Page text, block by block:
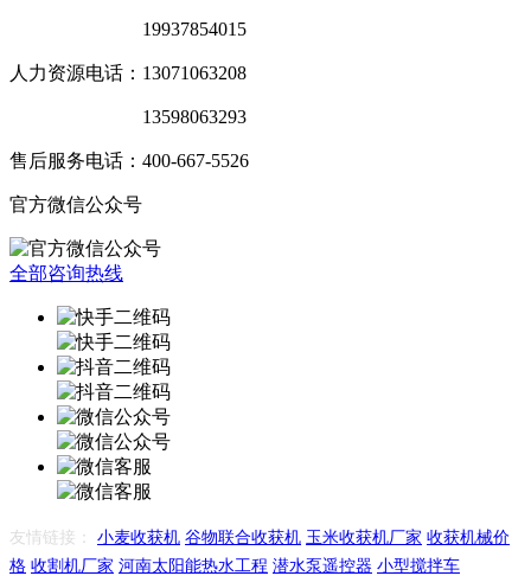
19937854015
人力资源电话：13071063208
13598063293
售后服务电话：400-667-5526
官方微信公众号
全部咨询热线
友情链接： 小麦收获机 谷物联合收获机 玉米收获机厂家 收获机械价
格 收割机厂家 河南太阳能热水工程 潜水泵遥控器 小型搅拌车